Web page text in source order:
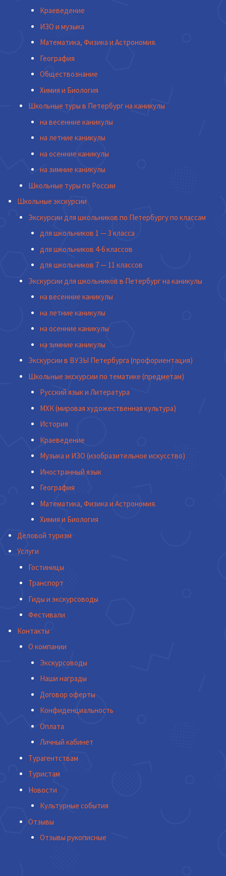
Краеведение
ИЗО и музыка
Математика, Физика и Астрономия.
География
Обществознание
Химия и Биология
Школьные туры в Петербург на каникулы
на весенние каникулы
на летние каникулы
на осенние каникулы
на зимние каникулы
Школьные туры по России
Школьные экскурсии
Экскурсии для школьников по Петербургу по классам
для школьников 1 — 3 класса
для школьников 4-6 классов
для школьников 7 — 11 классов
Экскурсии для школьников в Петербург на каникулы
на весенние каникулы
на летние каникулы
на осенние каникулы
на зимние каникулы
Экскурсии в ВУЗЫ Петербурга (профориентация)
Школьные экскурсии по тематике (предметам)
Русский язык и Литература
МХК (мировая художественная культура)
История
Краеведение
Музыка и ИЗО (изобразительное искусство)
Иностранный язык
География
Математика, Физика и Астрономия.
Химия и Биология
Деловой туризм
Услуги
Гостиницы
Транспорт
Гиды и экскурсоводы
Фестивали
Контакты
О компании
Экскурсоводы
Наши награды
Договор оферты
Конфиденциальность
Оплата
Личный кабинет
Турагентствам
Туристам
Новости
Культурные события
Отзывы
Отзывы рукописные